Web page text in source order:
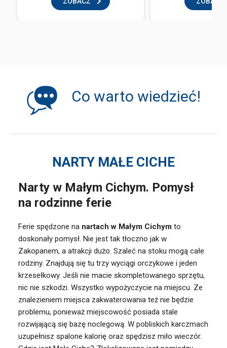
Co warto wiedzieć!
NARTY MAŁE CICHE
Narty w Małym Cichym. Pomysł
na rodzinne ferie
Ferie spędzone na nartach w Małym Cichym to
doskonały pomysł. Nie jest tak tłoczno jak w
Zakopanem, a atrakcji dużo. Szaleć na stoku mogą całe
rodziny. Znajdują się tu trzy wyciągi orczykowe i jeden
krzesełkowy. Jeśli nie macie skompletowanego sprzętu,
nic nie szkodzi. Wszystko wypożyczycie na miejscu. Ze
znalezieniem miejsca zakwaterowania też nie będzie
problemu, ponieważ miejscowość posiada stale
rozwijającą się bazę noclegową. W pobliskich karczmach
uzupełnisz spalone kalorię oraz spędzisz miło wieczór.